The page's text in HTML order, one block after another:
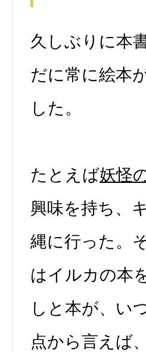
久しぶりに本
だに常に絵本
した。
たとえば妖怪
興味を持ち、
縄に行った。
はイルカの本
しと本が、い
点から言えば